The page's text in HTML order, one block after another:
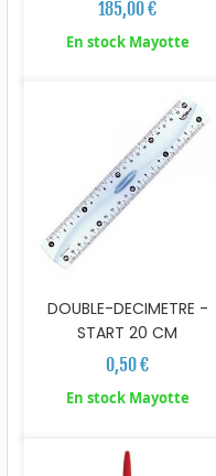
185,00 €
En stock Mayotte
DOUBLE-DECIMETRE -
START 20 CM
0,50 €
En stock Mayotte